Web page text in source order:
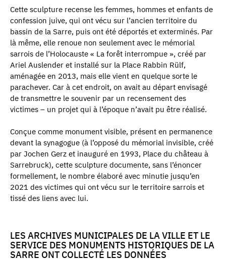
Cette sculpture recense les femmes, hommes et enfants de
confession juive, qui ont vécu sur l’ancien territoire du
bassin de la Sarre, puis ont été déportés et exterminés. Par
là même, elle renoue non seulement avec le mémorial
sarrois de l’Holocauste « La forêt interrompue », créé par
Ariel Auslender et installé sur la Place Rabbin Rülf,
aménagée en 2013, mais elle vient en quelque sorte le
parachever. Car à cet endroit, on avait au départ envisagé
de transmettre le souvenir par un recensement des
victimes – un projet qui à l’époque n’avait pu être réalisé.
Conçue comme monument visible, présent en permanence
devant la synagogue (à l’opposé du mémorial invisible, créé
par Jochen Gerz et inauguré en 1993, Place du château à
Sarrebruck), cette sculpture documente, sans l’énoncer
formellement, le nombre élaboré avec minutie jusqu’en
2021 des victimes qui ont vécu sur le territoire sarrois et
tissé des liens avec lui.
LES ARCHIVES MUNICIPALES DE LA VILLE ET LE
SERVICE DES MONUMENTS HISTORIQUES DE LA
SARRE ONT COLLECTÉ LES DONNÉES